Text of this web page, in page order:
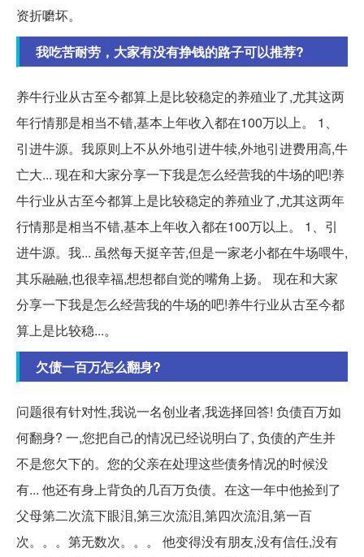
资折嚰坏。
我吃苦耐劳，大家有没有挣钱的路子可以推荐?
养牛行业从古至今都算上是比较稳定的养殖业了,尤其这两
年行情那是相当不错,基本上年收入都在100万以上。 1、
引进牛源。我原则上不从外地引进牛犊,外地引进费用高,牛
亡大... 现在和大家分享一下我是怎么经营我的牛场的吧!养
牛行业从古至今都算上是比较稳定的养殖业了,尤其这两年
行情那是相当不错,基本上年收入都在100万以上。 1、引
进牛源。我... 虽然每天挺辛苦,但是一家老小都在牛场喂牛,
其乐融融,也很幸福,想想都自觉的嘴角上扬。 现在和大家
分享一下我是怎么经营我的牛场的吧!养牛行业从古至今都
算上是比较稳...。
欠债一百万怎么翻身?
问题很有针对性,我说一名创业者,我选择回答! 负债百万如
何翻身? 一,您把自己的情况已经说明白了, 负债的产生并
不是您欠下的。您的父亲在处理这些债务情况的时候没
有... 他还有身上背负的几百万负债。在这一年中他捡到了
父母第二次流下眼泪,第三次流泪,第四次流泪,第一百
次。。。第无数次。。。 他变得没有朋友,没有信任,没有